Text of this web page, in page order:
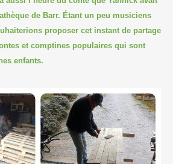
de Barr. Étant un peu musiciens
proposer cet instant de partage
et comptines populaires qui sont
enfants.